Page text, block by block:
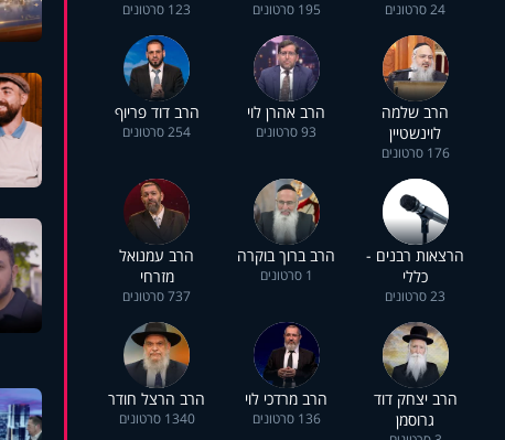
24 סרטונים 195 סרטונים 123 סרטונים
הרב שלמה
לוינשטיין
176 סרטונים
הרב אהרן לוי
93 סרטונים
הרב דוד פריוף
254 סרטונים
הרצאות רבנים -
כללי
23 סרטונים
הרב ברוך בוקרה
1 סרטונים
הרב עמנואל
מזרחי
737 סרטונים
הרב יצחק דוד
גרוסמן
הרב מרדכי לוי
136 סרטונים
הרב הרצל חודר
1340 סרטונים